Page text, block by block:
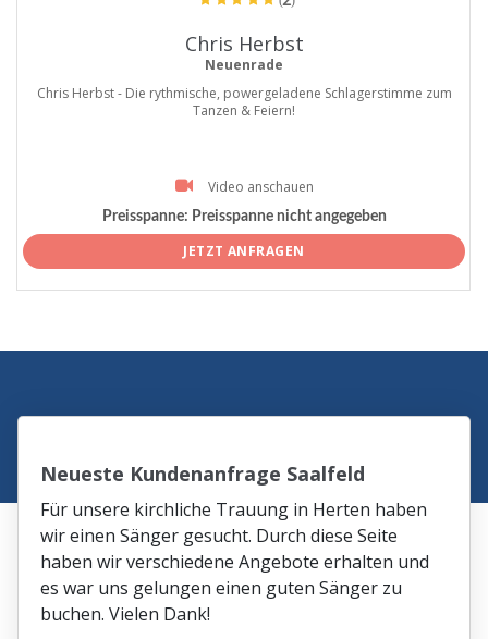
Chris Herbst
Neuenrade
Chris Herbst - Die rythmische, powergeladene Schlagerstimme zum
Tanzen & Feiern!
Video anschauen
Preisspanne: Preisspanne nicht angegeben
JETZT ANFRAGEN
Neueste Kundenanfrage Saalfeld
Für unsere kirchliche Trauung in Herten haben
wir einen Sänger gesucht. Durch diese Seite
haben wir verschiedene Angebote erhalten und
es war uns gelungen einen guten Sänger zu
buchen. Vielen Dank!